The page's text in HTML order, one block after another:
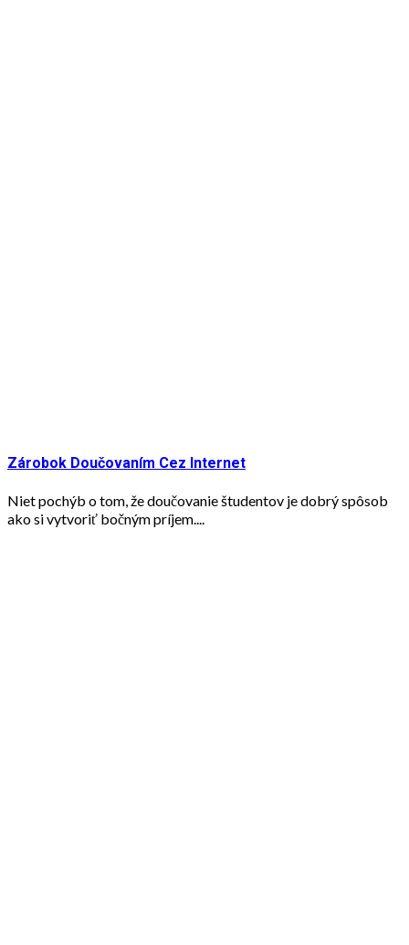
Zárobok Doučovaním Cez Internet
Niet pochýb o tom, že doučovanie študentov je dobrý spôsob
ako si vytvoriť bočným príjem....